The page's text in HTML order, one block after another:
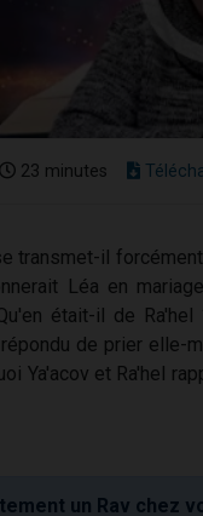
23 minutes
transmet-il
Léa en
était-il de
de prier elle-
Ya'acov et Ra'hel
un Rav chez